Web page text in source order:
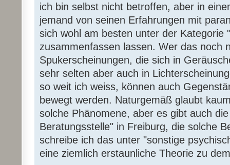
ich bin selbst nicht betroffen, aber in
jemand von seinen Erfahrungen mit
sich wohl am besten unter der Kategorie
zusammenfassen lassen. Wer das noch
Spukerscheinungen, die sich in
sehr selten aber auch in
so weit ich weiss, können auch
bewegt werden. Naturgemäß glaubt
solche Phänomene, aber es gibt auch
Beratungsstelle" in Freiburg, die solche
schreibe ich das unter "sonstige
eine ziemlich erstaunliche Theorie zu